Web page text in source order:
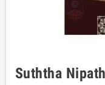
Suththa